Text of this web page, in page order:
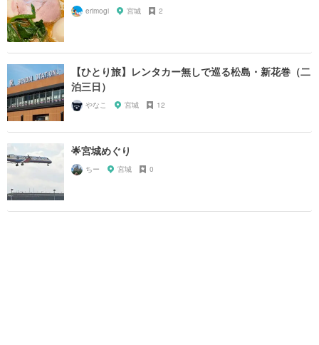
erimogi 宮城 2
【ひとり旅】レンタカー無しで巡る松島・新花巻（二
泊三日）
やなこ 宮城 12
🌟宮城めぐり
ちー 宮城 0